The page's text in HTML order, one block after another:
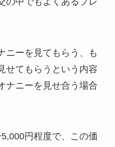
ニーを見てもらう、も
せてもらうという内容
ナニーを見せ合う場合
円程度で、この価